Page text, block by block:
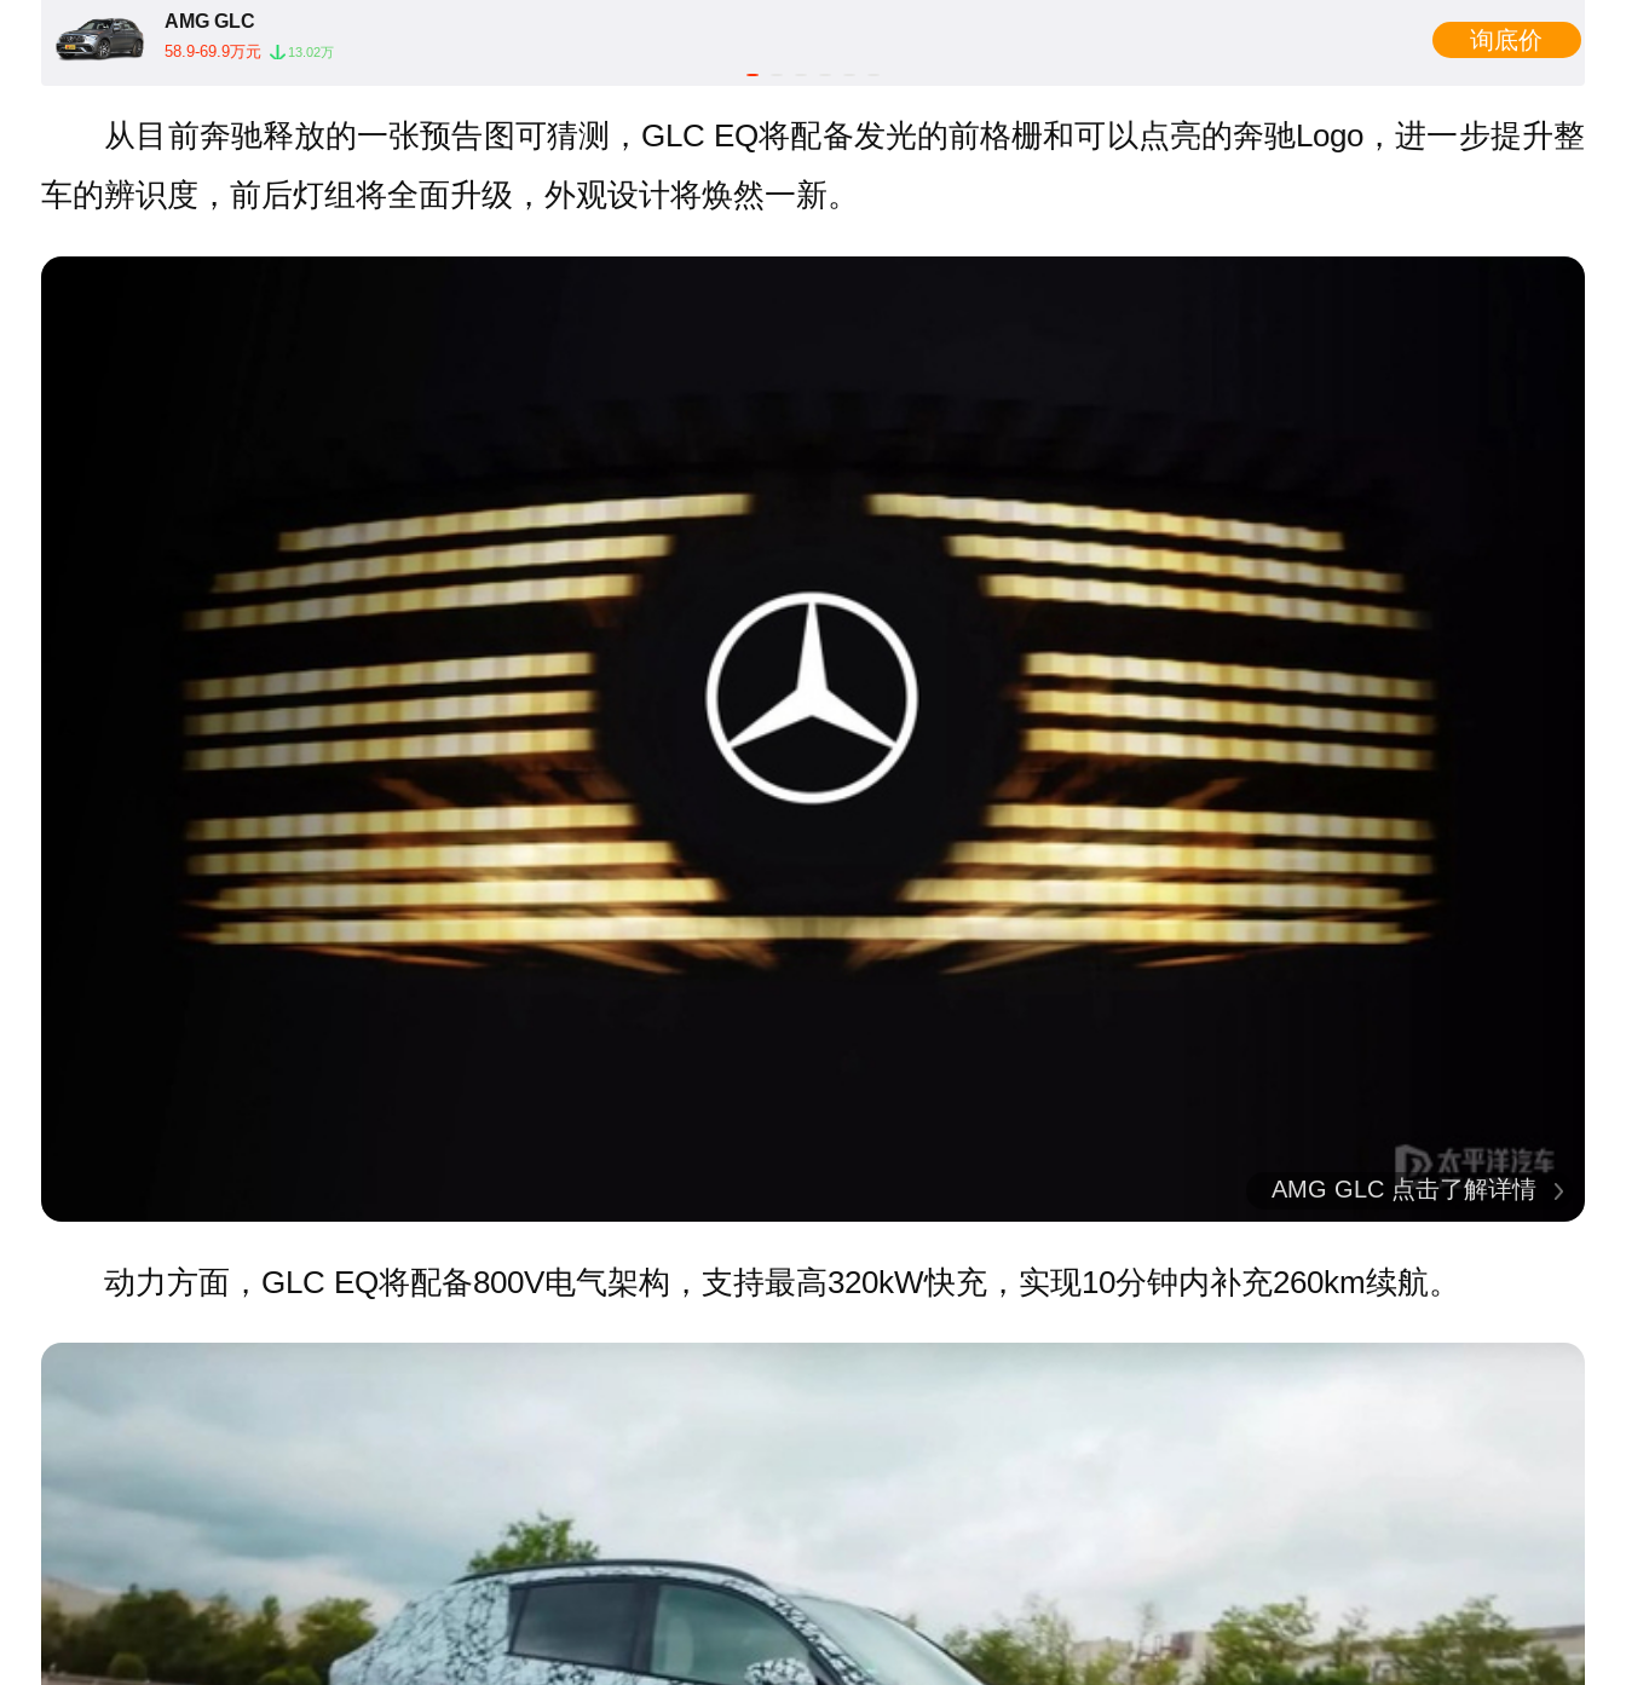
AMG GLC
58.9-69.9万元 13.02万 询底价
从目前奔驰释放的一张预告图可猜测，GLC EQ将配备发光的前格栅和可以点亮的奔驰Logo，进一步提升整
车的辨识度，前后灯组将全面升级，外观设计将焕然一新。
AMG GLC 点击了解详情
动力方面，GLC EQ将配备800V电气架构，支持最高320kW快充，实现10分钟内补充260km续航。